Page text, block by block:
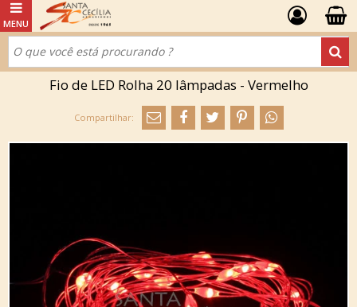
Fio de LED Rolha 20 lâmpadas - Vermelho